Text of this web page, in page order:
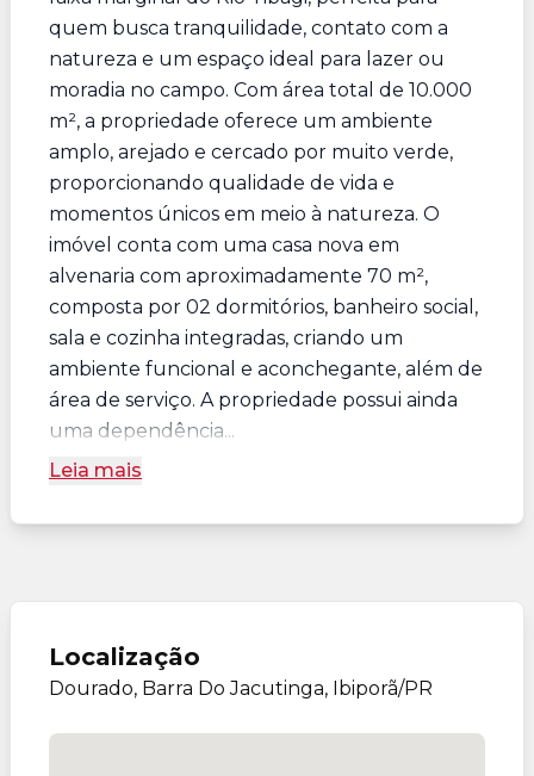
quem busca tranquilidade, contato com a
natureza e um espaço ideal para lazer ou
moradia no campo. Com área total de 10.000
m², a propriedade oferece um ambiente
amplo, arejado e cercado por muito verde,
proporcionando qualidade de vida e
momentos únicos em meio à natureza. O
imóvel conta com uma casa nova em
alvenaria com aproximadamente 70 m²,
composta por 02 dormitórios, banheiro social,
sala e cozinha integradas, criando um
ambiente funcional e aconchegante, além de
área de serviço. A propriedade possui ainda
uma dependência...
Leia mais
Localização
Dourado, Barra Do Jacutinga, Ibiporã/PR